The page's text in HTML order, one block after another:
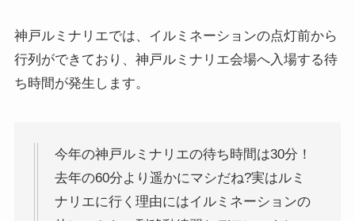
神戸ルミナリエでは、イルミネーションの点灯前から
行列ができており、神戸ルミナリエ会場へ入場する待
ち時間が発生します。
今年の神戸ルミナリエの待ち時間は30分！
去年の60分より遥かにマシだね?実はルミ
ナリエに行く理由にはイルミネーションの